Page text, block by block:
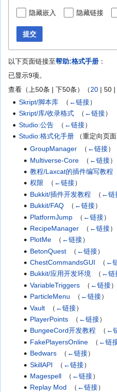
隐藏嵌入 隐藏链接
提交
以下页面链接至帮助:格式手册 ：
已显示9项。
查看（ 上50条 | 下50条）（20 | 50 |
Skript/脚本库
（ ←链接）
Skript/库/收录格式
（ ←链接）
Studio:公告
（ ←链接）
Studio:格式化手册 （重定向页面
GroupManager‎ （ ←链接）
Multiverse-Core‎ （ ←链接）
教程/Laxcat的插件编写教程
权限
（ ←链接）
Bukkit/插件开发教程
（ ←链
Bukkit/FAQ‎ （ ←链接）
PlatformJump‎ （ ←链接）
RecipeManager‎ （ ←链接）
PlotMe‎ （ ←链接）
BetonQuest‎ （ ←链接）
ChestCommandsGUI
（ ←
Bukkit/应用开发环境‎ （ ←链
VariableTriggers‎ （ ←链接）
ParticleMenu
（ ←链接）
Vault‎ （ ←链接）
PlayerPoints‎ （ ←链接）
BungeeCord开发教程
（ ←
FakePlayersOnline‎ （ ←链
Bedwars‎ （ ←链接）
SkillAPI
（ ←链接）
Magespell‎ （ ←链接）
Replay Mod
（ ←链接）